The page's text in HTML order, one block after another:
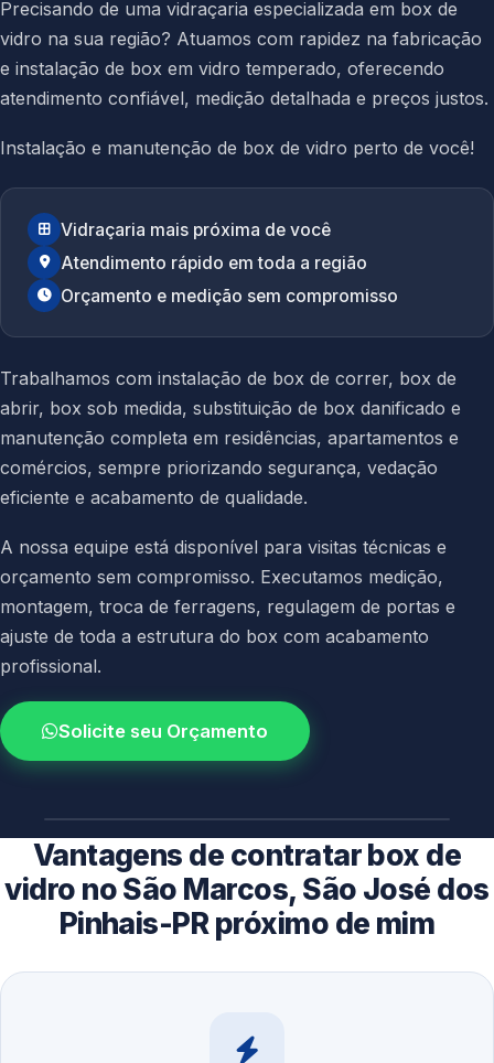
Precisando de uma vidraçaria especializada em box de
vidro na sua região? Atuamos com rapidez na fabricação
e instalação de box em vidro temperado, oferecendo
atendimento confiável, medição detalhada e preços justos.
Instalação e manutenção de box de vidro perto de você!
Vidraçaria mais próxima de você
Atendimento rápido em toda a região
Orçamento e medição sem compromisso
Trabalhamos com instalação de box de correr, box de
abrir, box sob medida, substituição de box danificado e
manutenção completa em residências, apartamentos e
comércios, sempre priorizando segurança, vedação
eficiente e acabamento de qualidade.
A nossa equipe está disponível para visitas técnicas e
orçamento sem compromisso. Executamos medição,
montagem, troca de ferragens, regulagem de portas e
ajuste de toda a estrutura do box com acabamento
profissional.
Solicite seu Orçamento
4.9 / 5.0
avaliacao dos clientes
Vantagens de contratar box de
vidro no São Marcos, São José dos
Pinhais-PR próximo de mim